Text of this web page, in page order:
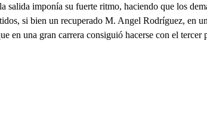
imponía su fuerte ritmo, haciendo que los
si bien un recuperado M. Angel Rodríguez, en
en una gran carrera consiguió hacerse con el tercer